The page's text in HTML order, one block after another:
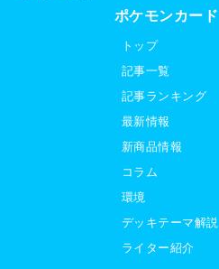
ポケモンカード
トップ
記事一覧
記事ランキング
最新情報
新商品情報
コラム
環境
デッキテーマ解説
ライター紹介